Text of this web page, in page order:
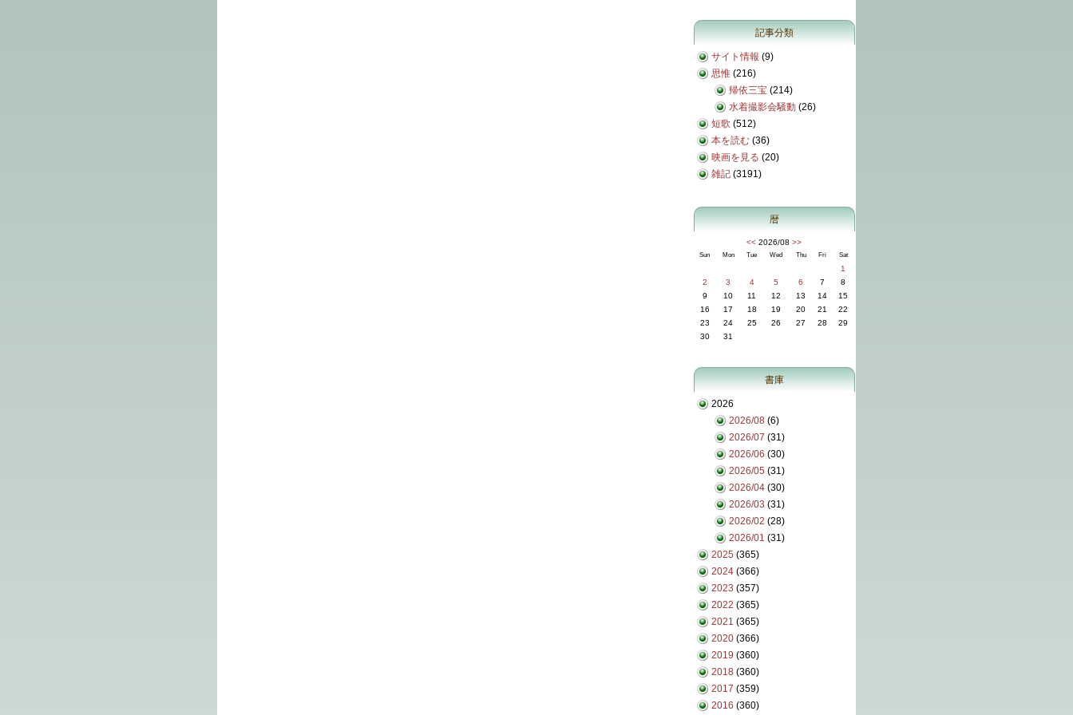
記事分類
サイト情報 (9)
思惟 (216)
帰依三宝 (214)
水着撮影会騒動 (26)
短歌 (512)
本を読む (36)
映画を見る (20)
雑記 (3191)
暦
<< 2026/08 >>
Sun Mon Tue Wed Thu Fri Sat
1
2
3 4 5 6 7
8
9
10 11 12 13 14
15
16
17 18 19 20 21
22
23
24 25 26 27 28
29
30
31
書庫
2026
2026/08 (6)
2026/07 (31)
2026/06 (30)
2026/05 (31)
2026/04 (30)
2026/03 (31)
2026/02 (28)
2026/01 (31)
2025 (365)
2024 (366)
2023 (357)
2022 (365)
2021 (365)
2020 (366)
2019 (360)
2018 (360)
2017 (359)
2016 (360)